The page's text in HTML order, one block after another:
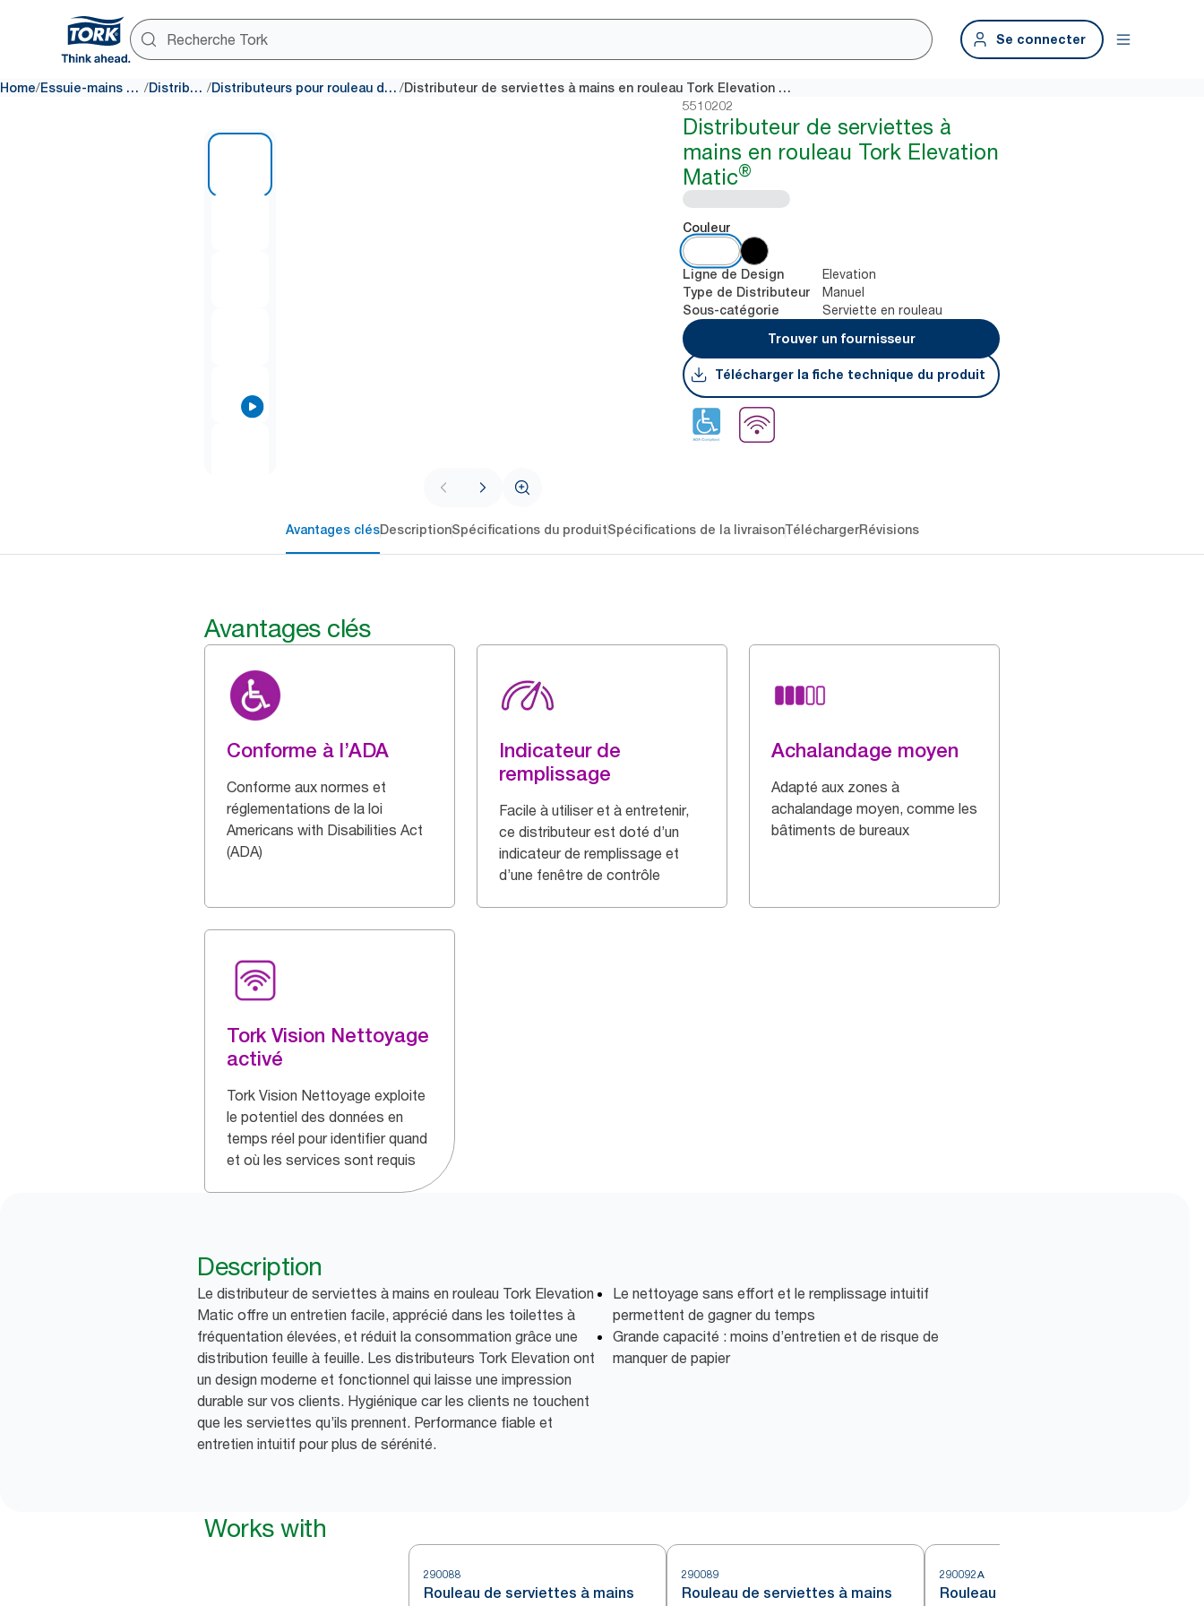
Se connecter
Home/ Essuie-mains en papier / Distributeurs / Distributeurs pour rouleau d'essuie-mains / Distributeur de serviettes à mains en rouleau Tork Elevation Matic®
5510202
Distributeur de serviettes à
mains en rouleau Tork Elevation
Matic®
Couleur
Ligne de Design Elevation
Type de Distributeur Manuel
Sous-catégorie
Serviette en rouleau
Trouver un fournisseur
Télécharger la fiche technique du produit
Avantages clésDescriptionSpécifications du produitSpécifications de la livraisonTéléchargerRévisions
Avantages clés
Conforme à l’ADA
Conforme aux normes et
réglementations de la loi
Americans with Disabilities Act
(ADA)
Indicateur de
remplissage
Facile à utiliser et à entretenir,
ce distributeur est doté d’un
indicateur de remplissage et
d’une fenêtre de contrôle
Achalandage moyen
Adapté aux zones à
achalandage moyen, comme les
bâtiments de bureaux
Tork Vision Nettoyage
activé
Tork Vision Nettoyage exploite
le potentiel des données en
temps réel pour identifier quand
et où les services sont requis
Description
Le distributeur de serviettes à mains en rouleau Tork Elevation
Matic offre un entretien facile, apprécié dans les toilettes à
fréquentation élevées, et réduit la consommation grâce une
distribution feuille à feuille. Les distributeurs Tork Elevation ont
un design moderne et fonctionnel qui laisse une impression
durable sur vos clients. Hygiénique car les clients ne touchent
que les serviettes qu’ils prennent. Performance fiable et
entretien intuitif pour plus de sérénité.
Le nettoyage sans effort et le remplissage intuitif
permettent de gagner du temps
Grande capacité : moins d’entretien et de risque de
manquer de papier
Works with
290088
Rouleau de serviettes à mains
290089
Rouleau de serviettes à mains
290092A
Rouleau de serviettes à mains